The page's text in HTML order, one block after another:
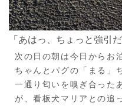
「あはっ、ちょっと強引
次の日の朝は今日からお
ちゃんとパグの「まる」
一通り匂いを嗅ぎ合った
が、看板犬マリアとの追